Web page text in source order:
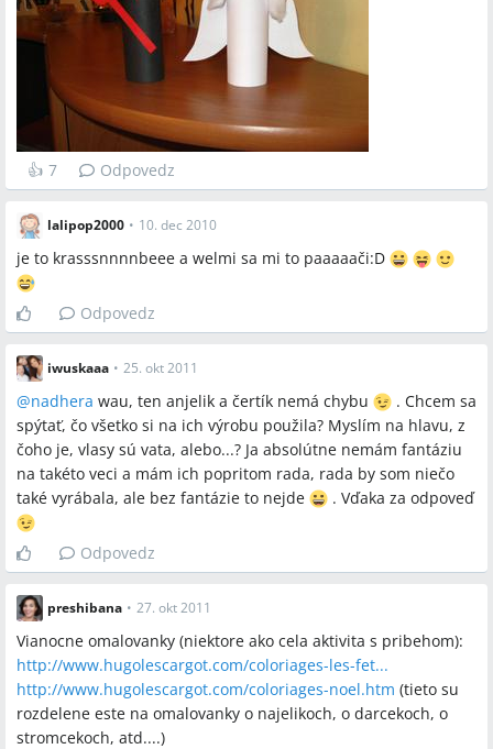
👍 7 Odpovedz
lalipop2000 • 10. dec 2010
je to krasssnnnnbeee a welmi sa mi to paaaaači:D
Odpovedz
iwuskaaa • 25. okt 2011
@nadhera wau, ten anjelik a čertík nemá chybu
. Chcem sa
spýtať, čo všetko si na ich výrobu použila? Myslím na hlavu, z
čoho je, vlasy sú vata, alebo...? Ja absolútne nemám fantáziu
na takéto veci a mám ich popritom rada, rada by som niečo
také vyrábala, ale bez fantázie to nejde
. Vďaka za odpoveď
Odpovedz
preshibana • 27. okt 2011
Vianocne omalovanky (niektore ako cela aktivita s pribehom):
http://www.hugolescargot.com/coloriages-les-fet...
http://www.hugolescargot.com/coloriages-noel.htm (tieto su
rozdelene este na omalovanky o najelikoch, o darcekoch, o
stromcekoch, atd....)